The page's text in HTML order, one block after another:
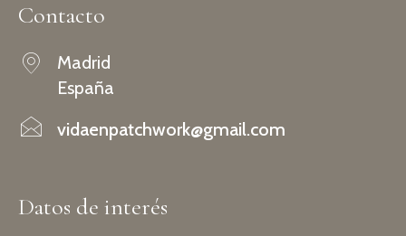
Contacto
Madrid
España
vidaenpatchwork@gmail.com
Datos de interés